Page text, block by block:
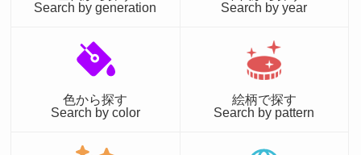
Search by generation
Search by year
色から探す
Search by color
絵柄で探す
Search by pattern